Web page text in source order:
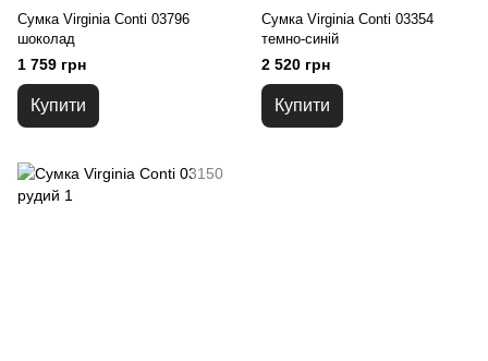
Сумка Virginia Conti 03796
шоколад
1 759 грн
Купити
Сумка Virginia Conti 03354
темно-синій
2 520 грн
Купити